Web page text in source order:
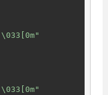
\033[0m"
\033[0m"